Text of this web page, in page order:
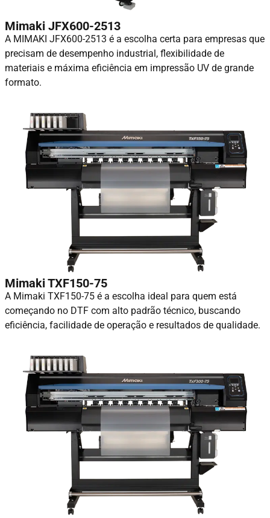
Mimaki JFX600-2513
A MIMAKI JFX600-2513 é a escolha certa para empresas que
precisam de desempenho industrial, flexibilidade de
materiais e máxima eficiência em impressão UV de grande
formato.
Mimaki TXF150-75
A Mimaki TXF150-75 é a escolha ideal para quem está
começando no DTF com alto padrão técnico, buscando
eficiência, facilidade de operação e resultados de qualidade.